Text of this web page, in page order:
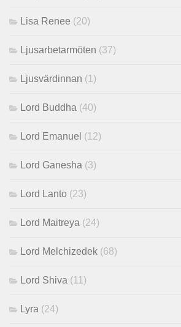
Lisa Renee (20)
Ljusarbetarmöten (37)
Ljusvärdinnan (1)
Lord Buddha (40)
Lord Emanuel (12)
Lord Ganesha (3)
Lord Lanto (23)
Lord Maitreya (24)
Lord Melchizedek (68)
Lord Shiva (11)
Lyra (24)